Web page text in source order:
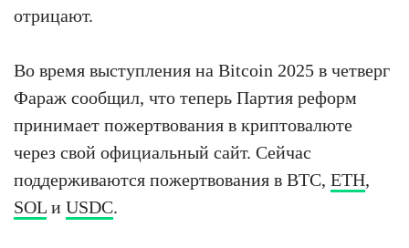
отрицают.
Во время выступления на Bitcoin 2025 в четверг
Фараж сообщил, что теперь Партия реформ
принимает пожертвования в криптовалюте
через свой официальный сайт. Сейчас
поддерживаются пожертвования в BTC, ETH,
SOL и USDC.